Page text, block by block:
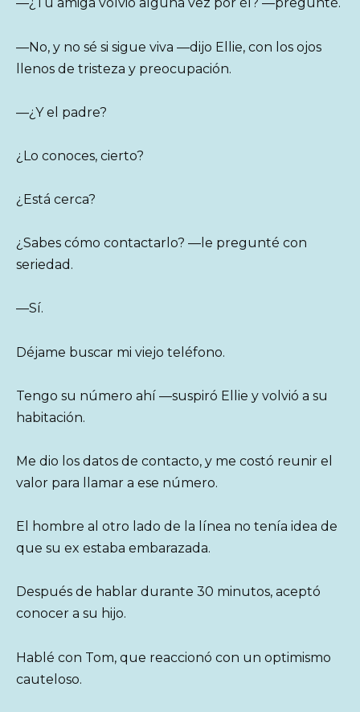
—¿Tu amiga volvió alguna vez por él? —pregunté.
—No, y no sé si sigue viva —dijo Ellie, con los ojos
llenos de tristeza y preocupación.
—¿Y el padre?
¿Lo conoces, cierto?
¿Está cerca?
¿Sabes cómo contactarlo? —le pregunté con
seriedad.
—Sí.
Déjame buscar mi viejo teléfono.
Tengo su número ahí —suspiró Ellie y volvió a su
habitación.
Me dio los datos de contacto, y me costó reunir el
valor para llamar a ese número.
El hombre al otro lado de la línea no tenía idea de
que su ex estaba embarazada.
Después de hablar durante 30 minutos, aceptó
conocer a su hijo.
Hablé con Tom, que reaccionó con un optimismo
cauteloso.